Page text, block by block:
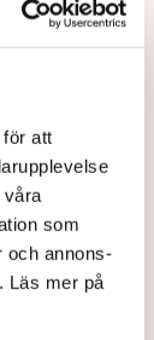
att
våra
som
och annons-
Läs mer på
upp på
kan inte